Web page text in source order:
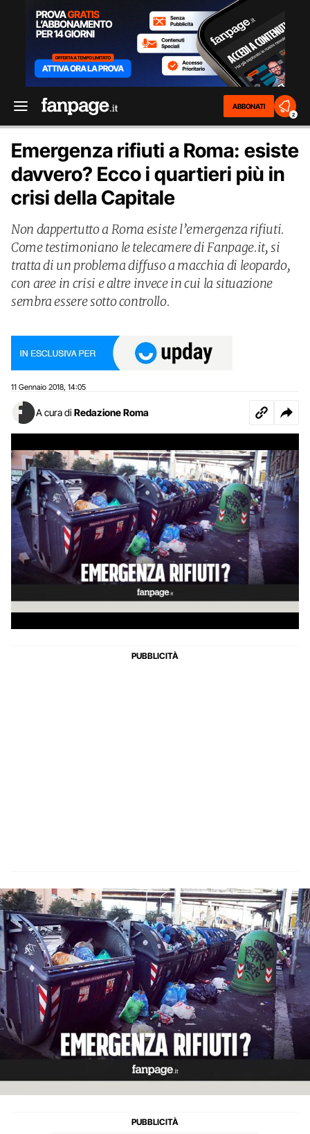
ABBONATI
2
Emergenza rifiuti a Roma: esiste
davvero? Ecco i quartieri più in
crisi della Capitale
Non dappertutto a Roma esiste l’emergenza rifiuti.
Come testimoniano le telecamere di Fanpage.it, si
tratta di un problema diffuso a macchia di leopardo,
con aree in crisi e altre invece in cui la situazione
sembra essere sotto controllo.
11 Gennaio 2018 14:05
A cura di Redazione Roma